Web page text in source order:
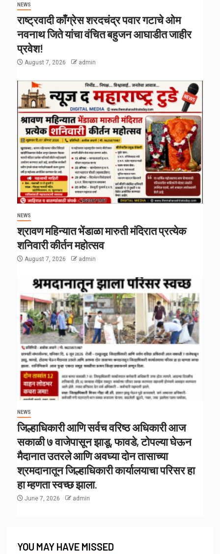
NEWS
राष्ट्रवादी काँग्रेस शरदचंद्र पवार गटाचे ओम
नवनाथ जिते यांचा वंचित बहुजन आघाडीत जाहीर
प्रवेश!
August 7, 2026 admin
NEWS
श्रावण महिन्यात भेंडाळा मारुती मंदिरात प्रत्येक
शनिवारी कीर्तन महोत्सव
August 7, 2026 admin
NEWS
जिल्हाधिकारी आणि सर्वच वरिष्ठ अधिकारी आज
सकाळी ७ वाजेपासून झाडू, फावडे, टोपल्या घेऊन
मैदानात उतरले आणि अवघ्या दोन तासाच्या
श्रमदानातून जिल्हाधिकारी कार्यालयाचा परिसर हा
हा म्हणता स्वच्छ झाला.
June 7, 2026 admin
YOU MAY HAVE MISSED